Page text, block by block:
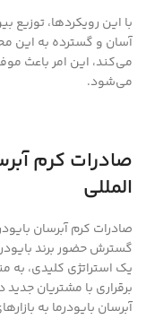
با این رویکردها، توزیع
آسان و گسترده به این
می‌کند، این امر باعث
می‌شود.
صادرات کرم
المللی
صادرات کرم آبرسان
گسترش حضور برند
یک استراتژی کلیدی، به
برقراری با مشتریان
آبرسان بایودرما به